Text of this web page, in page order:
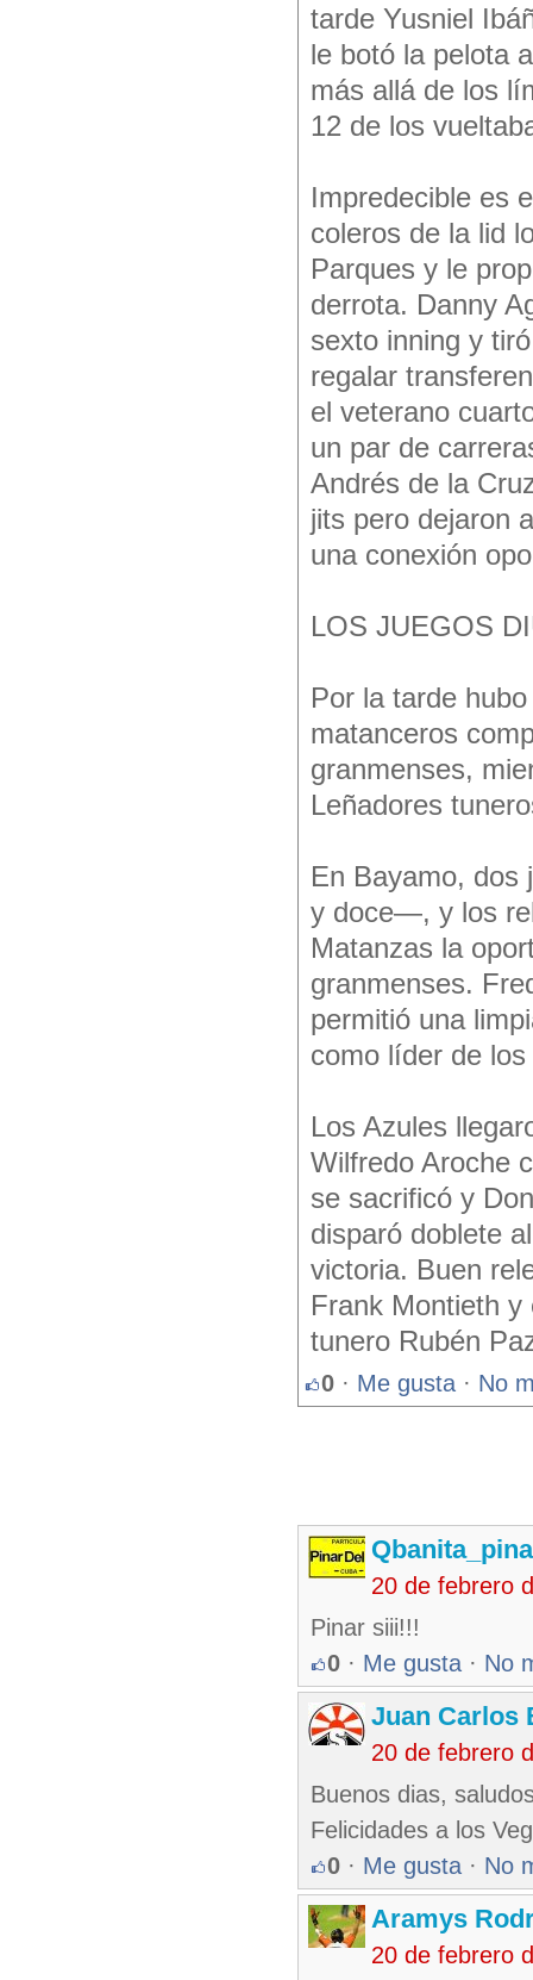
tarde Yusniel
le botó la pelota
más allá de los
12 de los
Impredecible es
coleros de la lid
Parques y le
derrota. Danny
sexto inning y
regalar
el veterano
un par de
Andrés de la
jits pero dejaron
una conexión
LOS JUEGOS
Por la tarde
matanceros
granmenses,
Leñadores
En Bayamo, dos
y doce—, y los
Matanzas la
granmenses.
permitió una
como líder de
Los Azules
Wilfredo Aroche
se sacrificó y
disparó doblete
victoria. Buen
Frank Montieth
tunero Rubén
0 · Me gusta · No
20 de febrero
Pinar siii!!!
0 · Me gusta · No
Juan Carlos
20 de febrero
Buenos dias,
Felicidades a los
0 · Me gusta · No
Aramys
20 de febrero